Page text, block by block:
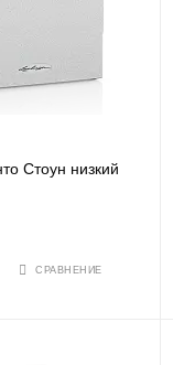
Стоун низкий
СРАВНЕНИЕ